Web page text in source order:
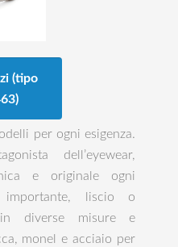
(tipo
per ogni esigenza.
dell’eyewear,
e originale ogni
liscio o
in diverse misure e
monel e acciaio per